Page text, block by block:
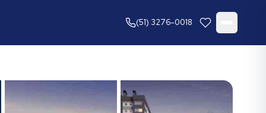
(51) 3276-0018